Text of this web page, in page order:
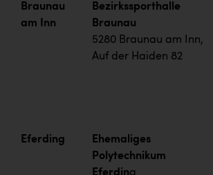
Braunau
am Inn
Bezirkssporthalle
Braunau
5280 Braunau am Inn,
Auf der Haiden 82
Eferding
Ehemaliges
Polytechnikum
Eferding